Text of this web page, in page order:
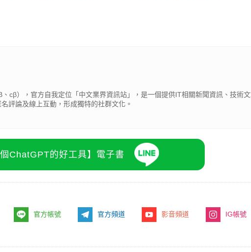
cβ），官方自我定位「中文業界資訊站」，是一個提供IT相關新聞資訊、技術
評論及線上互動，形成獨特的社群文化。
ChatGPT的好工具】電子書
官方帳號 官方頻道 影音頻道 IG帳號